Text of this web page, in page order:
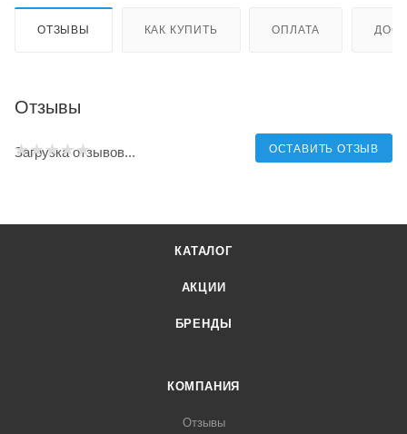
ОТЗЫВЫ КАК КУПИТЬ ОПЛАТА
Отзывы
ОСТАВИТЬ ОТЗЫВ
Загрузка отзывов...
КАТАЛОГ
АКЦИИ
БРЕНДЫ
КОМПАНИЯ
Отзывы